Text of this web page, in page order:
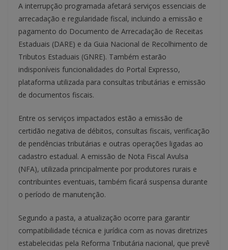
A interrupção programada afetará serviços essenciais de
arrecadação e regularidade fiscal, incluindo a emissão e
pagamento do Documento de Arrecadação de Receitas
Estaduais (DARE) e da Guia Nacional de Recolhimento de
Tributos Estaduais (GNRE). Também estarão
indisponíveis funcionalidades do Portal Expresso,
plataforma utilizada para consultas tributárias e emissão
de documentos fiscais.
Entre os serviços impactados estão a emissão de
certidão negativa de débitos, consultas fiscais, verificação
de pendências tributárias e outras operações ligadas ao
cadastro estadual. A emissão de Nota Fiscal Avulsa
(NFA), utilizada principalmente por produtores rurais e
contribuintes eventuais, também ficará suspensa durante
o período de manutenção.
Segundo a pasta, a atualização ocorre para garantir
compatibilidade técnica e jurídica com as novas diretrizes
estabelecidas pela Reforma Tributária nacional, que prevê